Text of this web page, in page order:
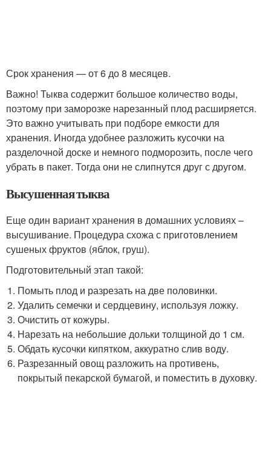
Срок хранения — от 6 до 8 месяцев.
Важно! Тыква содержит большое количество воды,
поэтому при заморозке нарезанный плод расширяется.
Это важно учитывать при подборе емкости для
хранения. Иногда удобнее разложить кусочки на
разделочной доске и немного подморозить, после чего
убрать в пакет. Тогда они не слипнутся друг с другом.
Высушенная тыква
Еще один вариант хранения в домашних условиях –
высушивание. Процедура схожа с приготовлением
сушеных фруктов (яблок, груш).
Подготовительный этап такой:
Помыть плод и разрезать на две половинки.
Удалить семечки и сердцевину, используя ложку.
Очистить от кожуры.
Нарезать на небольшие дольки толщиной до 1 см.
Обдать кусочки кипятком, аккуратно слив воду.
Разрезанный овощ разложить на противень,
покрытый пекарской бумагой, и поместить в духовку.